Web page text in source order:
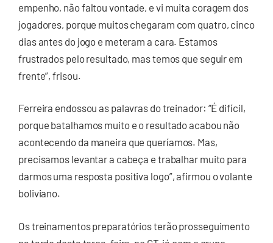
empenho, não faltou vontade, e vi muita coragem dos
jogadores, porque muitos chegaram com quatro, cinco
dias antes do jogo e meteram a cara. Estamos
frustrados pelo resultado, mas temos que seguir em
frente”, frisou.
Ferreira endossou as palavras do treinador: “É difícil,
porque batalhamos muito e o resultado acabou não
acontecendo da maneira que queríamos. Mas,
precisamos levantar a cabeça e trabalhar muito para
darmos uma resposta positiva logo”, afirmou o volante
boliviano.
Os treinamentos preparatórios terão prosseguimento